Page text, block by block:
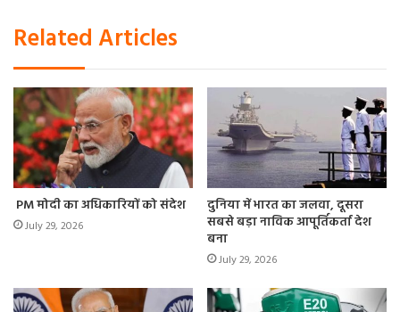
Related Articles
PM मोदी का अधिकारियों को संदेश
July 29, 2026
दुनिया में भारत का जलवा, दूसरा
सबसे बड़ा नाविक आपूर्तिकर्ता देश
बना
July 29, 2026